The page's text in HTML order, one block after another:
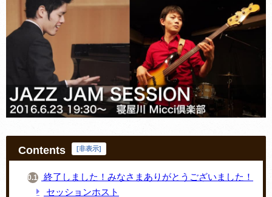
Contents [非表示]
0.1.
終了しました！みなさまありがとうございました！
セッションホスト